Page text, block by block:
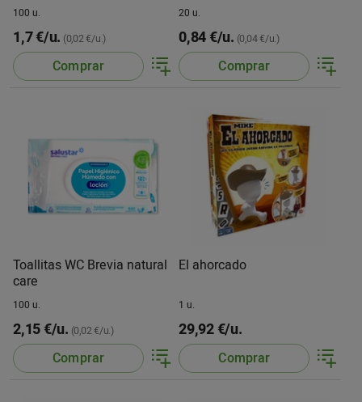
100 u.
1,7 €/u. (0,02 €/u.)
Comprar
20 u.
0,84 €/u. (0,04 €/u.)
Comprar
Toallitas WC Brevia natural
care
100 u.
2,15 €/u. (0,02 €/u.)
Comprar
El ahorcado
1 u.
29,92 €/u.
Comprar